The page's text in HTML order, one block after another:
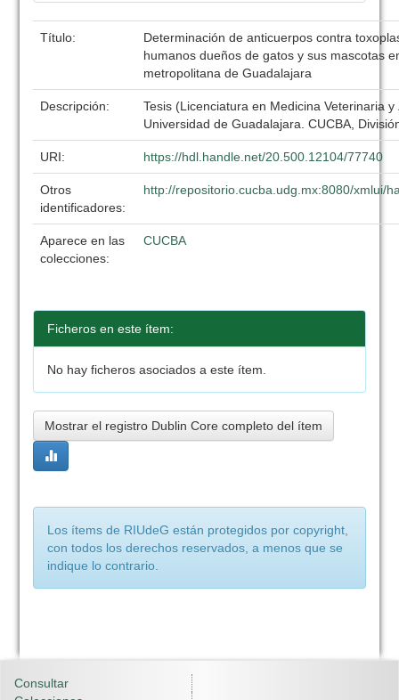
Título:
Determinación de anticuerpos contra
humanos dueños de gatos y sus mascotas
metropolitana de Guadalajara
Descripción:
Tesis (Licenciatura en Medicina Veterinaria
Universidad de Guadalajara. CUCBA,
URI: https://hdl.handle.net/20.500.12104/77740
Otros
identificadores:
http://repositorio.cucba.udg.mx:8080/xmlui/
Aparece en las
colecciones:
CUCBA
Ficheros en este ítem:
No hay ficheros asociados a este ítem.
Mostrar el registro Dublin Core completo del ítem
Los ítems de RIUdeG están protegidos por copyright,
con todos los derechos reservados, a menos que se
indique lo contrario.
Consultar